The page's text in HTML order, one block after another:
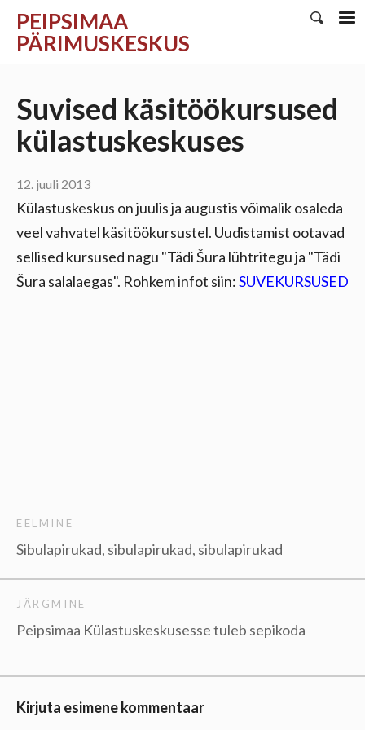
PEIPSIMAA
PÄRIMUSKESKUS
Suvised käsitöökursused
külastuskeskuses
12. juuli 2013
Külastuskeskus on juulis ja augustis võimalik osaleda
veel vahvatel käsitöökursustel. Uudistamist ootavad
sellised kursused nagu "Tädi Šura lühtritegu ja "Tädi
Šura salalaegas". Rohkem infot siin:SUVEKURSUSED
EELMINE
Sibulapirukad, sibulapirukad, sibulapirukad
JÄRGMINE
Peipsimaa Külastuskeskusesse tuleb sepikoda
Kirjuta esimene kommentaar